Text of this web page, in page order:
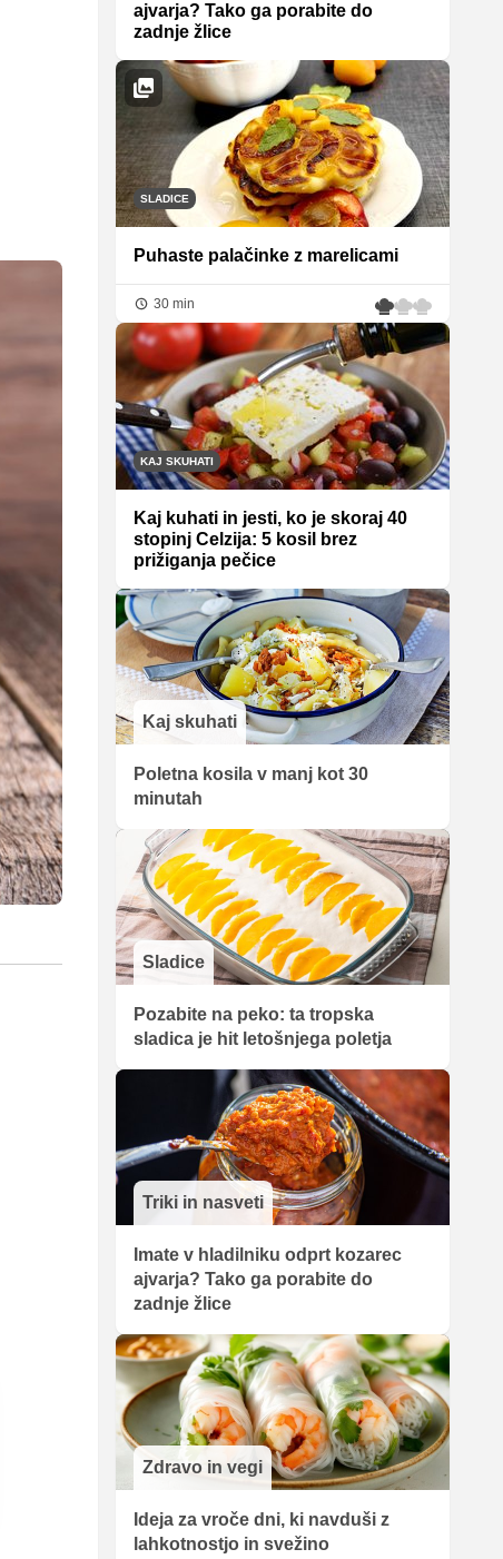
ajvarja? Tako ga porabite do
zadnje žlice
SLADICE
Puhaste palačinke z marelicami
30 min
KAJ SKUHATI
Kaj kuhati in jesti, ko je skoraj 40
stopinj Celzija: 5 kosil brez
prižiganja pečice
Kaj skuhati
Poletna kosila v manj kot 30
minutah
Sladice
Pozabite na peko: ta tropska
sladica je hit letošnjega poletja
Triki in nasveti
Imate v hladilniku odprt kozarec
ajvarja? Tako ga porabite do
zadnje žlice
Zdravo in vegi
Ideja za vroče dni, ki navduši z
lahkotnostjo in svežino